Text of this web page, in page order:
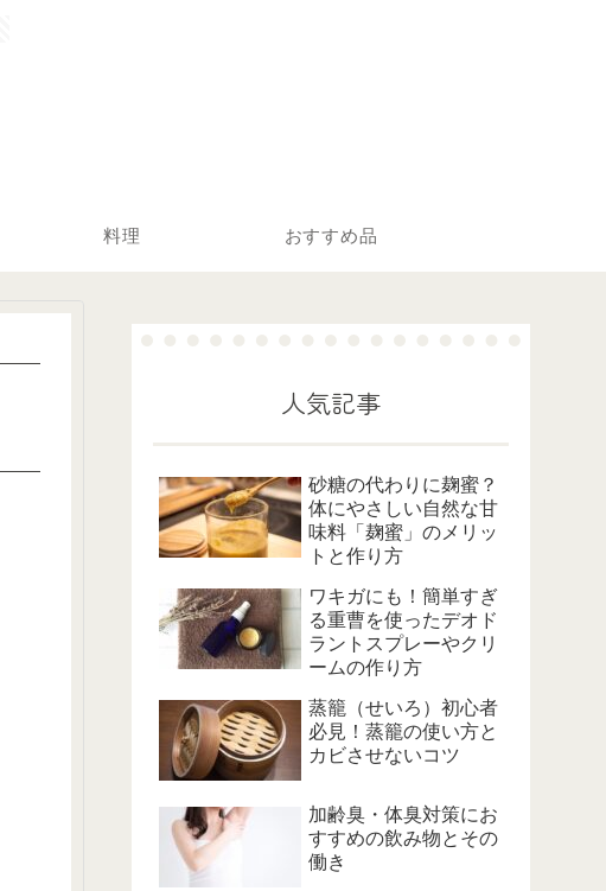
料理 おすすめ品
人気記事
砂糖の代わりに麹蜜？
体にやさしい自然な甘
味料「麹蜜」のメリッ
トと作り方
ワキガにも！簡単すぎ
る重曹を使ったデオド
ラントスプレーやクリ
ームの作り方
蒸籠（せいろ）初心者
必見！蒸籠の使い方と
カビさせないコツ
加齢臭・体臭対策にお
すすめの飲み物とその
働き